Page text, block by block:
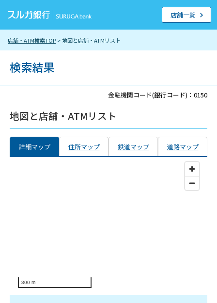
店舗・ATM検索TOP > 地図と店舗・ATMリスト
店舗一覧
検索結果
金融機関コード(銀行コード)：0150
地図と店舗・ATMリスト
詳細マップ 住所マップ 鉄道マップ 道路マップ
300 m